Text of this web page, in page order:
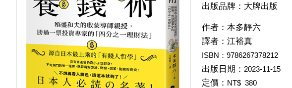
出版品牌：大牌出版
作者： 本多靜六
譯者： 江裕真
ISBN：9786267378212
出版日期： 2023-11-15
定價： NT$ 380